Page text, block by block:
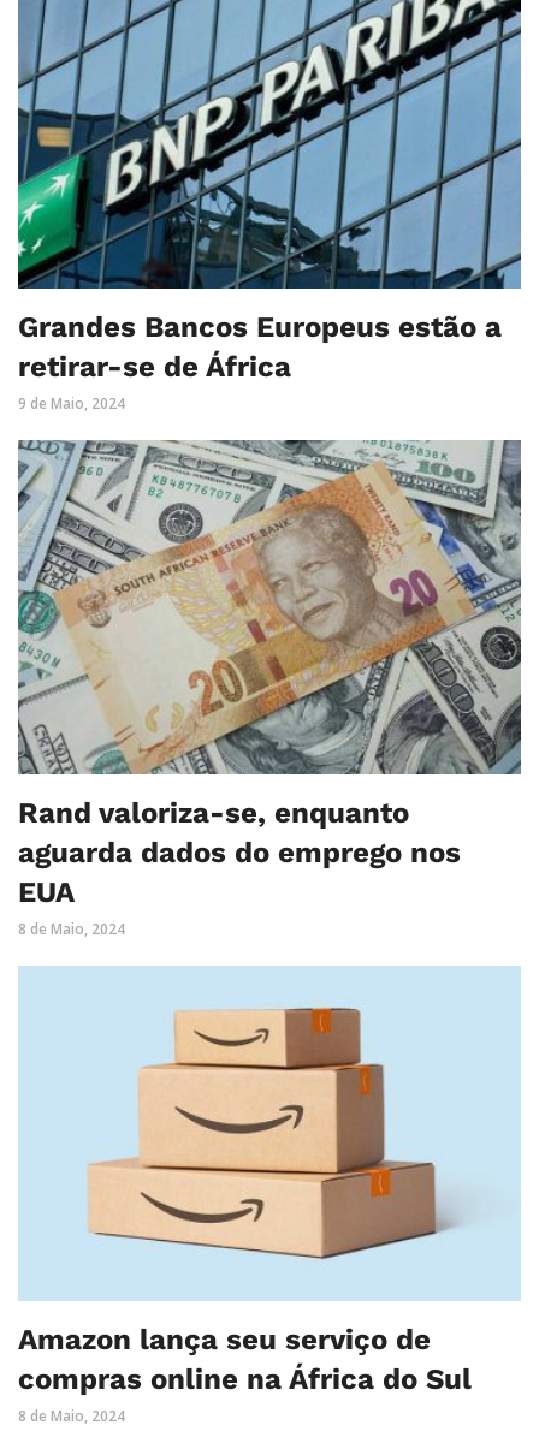
Grandes Bancos Europeus estão a
retirar-se de África
9 de Maio, 2024
Rand valoriza-se, enquanto
aguarda dados do emprego nos
EUA
8 de Maio, 2024
Amazon lança seu serviço de
compras online na África do Sul
8 de Maio, 2024